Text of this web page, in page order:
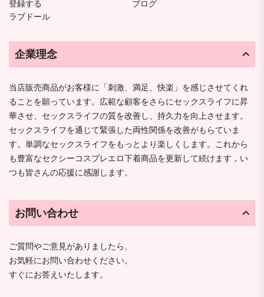
登録する
ブログ
ラブドール
企業理念
当店販売商品がお客様に「刺激、満足、快楽」を感じさせてくれ
ることを願っています。広範な顧客をさらにセックスライフに昇
華させ、セックスライフの質を改善し、持久力を向上させます。
セックスライフを通じて緊張した両性関係を改善がもらていま
す。単調なセックスライフをもっとより楽しくします。これから
も豊富なセクシーコスプレエロ下着商品を更新して続けます，い
つも皆さんの応援に感謝します。
お問い合わせ
ご質問やご意見がありましたら、
お気軽にお問い合わせください。
すぐにお答えいたします。